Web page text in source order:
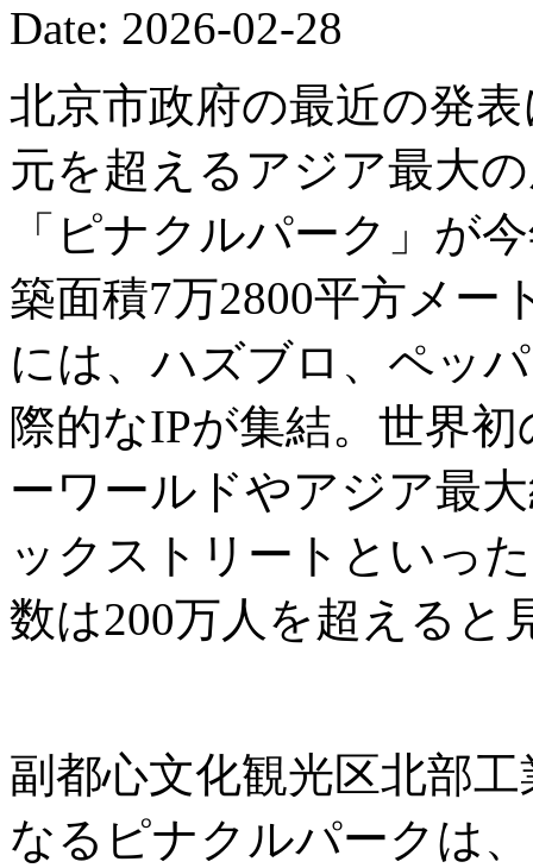
Date: 2026-02-28
北京市政府の最近の発
元を超えるアジア最大
「ピナクルパーク」が
築面積7万2800平方メ
には、ハズブロ、ペッ
際的なIPが集結。世界
ーワールドやアジア最
ックストリートといっ
数は200万人を超えると
副都心文化観光区北部
なるピナクルパークは